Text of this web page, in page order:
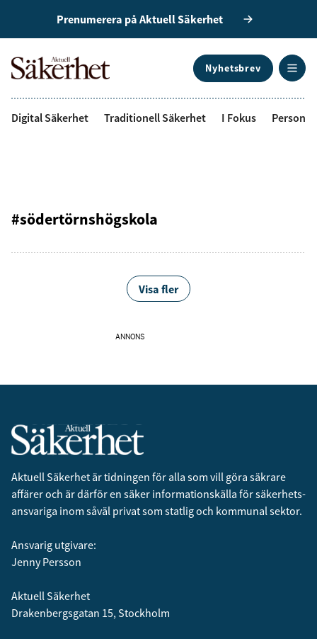
Prenumerera på Aktuell Säkerhet
Nyhetsbrev
Digital Säkerhet Traditionell Säkerhet I Fokus
#södertörnshögskola
Visa fler
ANNONS
Aktuell Säkerhet är tidningen för alla som vill göra säkrare
affärer och är därför en säker informationskälla för säkerhets­
ansvariga inom såväl privat som statlig och kommunal sektor.
Ansvarig utgivare:
Jenny Persson
Aktuell Säkerhet
Drakenbergsgatan 15, Stockholm